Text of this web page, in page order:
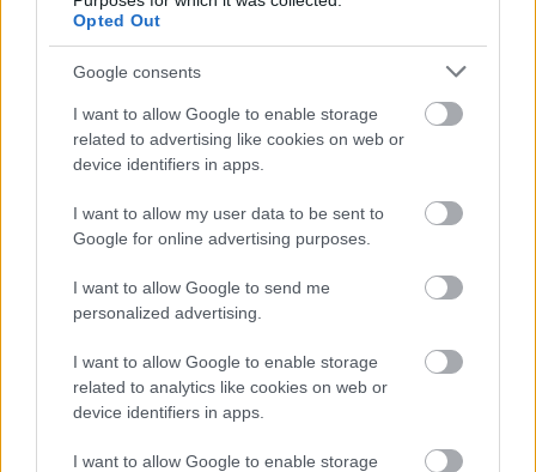
Opted Out
Google consents
I want to allow Google to enable storage
related to advertising like cookies on web or
device identifiers in apps.
I want to allow my user data to be sent to
Google for online advertising purposes.
I want to allow Google to send me
personalized advertising.
I want to allow Google to enable storage
related to analytics like cookies on web or
device identifiers in apps.
I want to allow Google to enable storage
Karácsonyi AJÁNLAT